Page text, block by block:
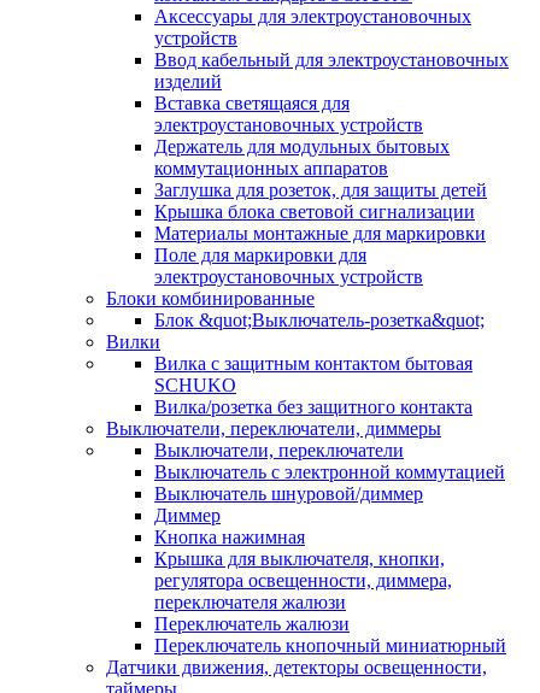
Аксессуары для электроустановочных
устройств
Ввод кабельный для электроустановочных
изделий
Вставка светящаяся для
электроустановочных устройств
Держатель для модульных бытовых
коммутационных аппаратов
Заглушка для розеток, для защиты детей
Крышка блока световой сигнализации
Материалы монтажные для маркировки
Поле для маркировки для
электроустановочных устройств
Блоки комбинированные
Блок &quot;Выключатель-розетка&quot;
Вилки
Вилка с защитным контактом бытовая
SCHUKO
Вилка/розетка без защитного контакта
Выключатели, переключатели, диммеры
Выключатели, переключатели
Выключатель с электронной коммутацией
Выключатель шнуровой/диммер
Диммер
Кнопка нажимная
Крышка для выключателя, кнопки,
регулятора освещенности, диммера,
переключателя жалюзи
Переключатель жалюзи
Переключатель кнопочный миниатюрный
Датчики движения, детекторы освещенности,
таймеры